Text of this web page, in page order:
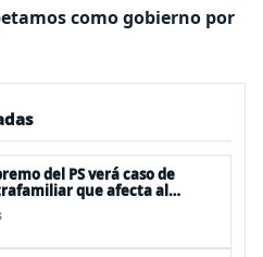
como gobierno por
del PS verá caso de
que afecta al